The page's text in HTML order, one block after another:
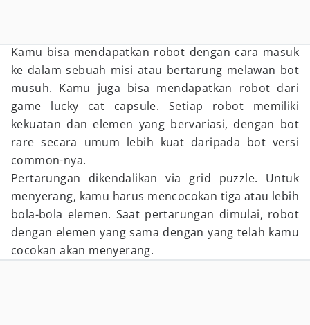
Kamu bisa mendapatkan robot dengan cara masuk
ke dalam sebuah misi atau bertarung melawan bot
musuh. Kamu juga bisa mendapatkan robot dari
game lucky cat capsule. Setiap robot memiliki
kekuatan dan elemen yang bervariasi, dengan bot
rare secara umum lebih kuat daripada bot versi
common-nya.
Pertarungan dikendalikan via grid puzzle. Untuk
menyerang, kamu harus mencocokan tiga atau lebih
bola-bola elemen. Saat pertarungan dimulai, robot
dengan elemen yang sama dengan yang telah kamu
cocokan akan menyerang.